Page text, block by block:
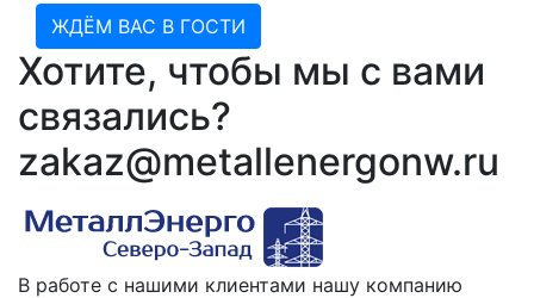
ЖДЁМ ВАС В ГОСТИ
Хотите, чтобы мы с вами
связались?
zakaz@metallenergonw.ru
В работе с нашими клиентами нашу компанию